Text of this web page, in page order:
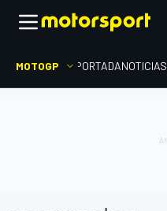
MOTOGP PORTADANOTICIAS